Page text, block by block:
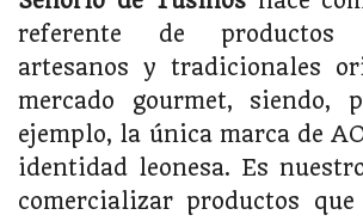
referente de productos
artesanos y tradicionales
mercado gourmet, siendo,
ejemplo, la única marca de
identidad leonesa. Es
comercializar productos que